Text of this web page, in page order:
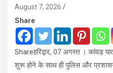
August 7, 2026
Share
Shareहरिद्वार, 07 अगस्त । कांवड़
शुरू होने के साथ ही पुलिस और